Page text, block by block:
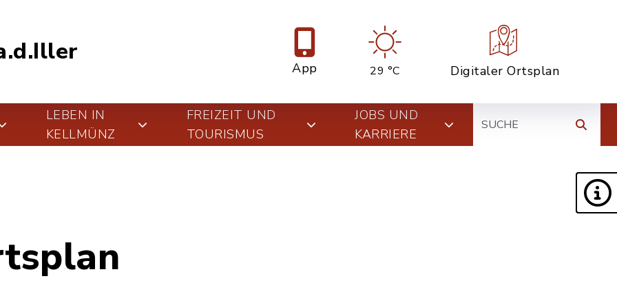
App 29 °C Digitaler Ortsplan
LEBEN IN
KELLMÜNZ
FREIZEIT UND
TOURISMUS
JOBS UND
KARRIERE